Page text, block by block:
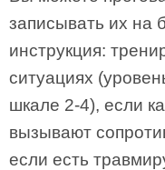
записывать их на
инструкция:
ситуациях
шкале 2-4), если
вызывают
если есть